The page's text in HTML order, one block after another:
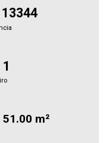
13344
1
51.00 m²